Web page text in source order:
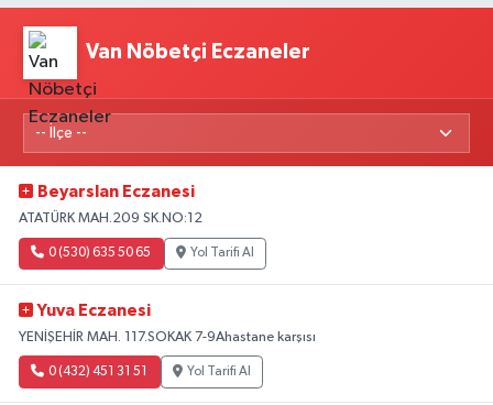
Van Nöbetçi Eczaneler
Beyarslan Eczanesi
ATATÜRK MAH.209 SK.NO:12
0 (530) 635 50 65 Yol Tarifi Al
Yuva Eczanesi
YENİŞEHİR MAH. 117.SOKAK 7-9Ahastane karşısı
0 (432) 451 31 51 Yol Tarifi Al